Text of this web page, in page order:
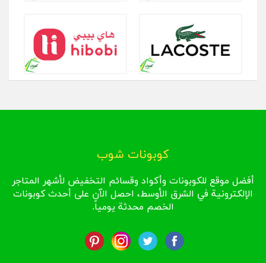
كوبونات شوب
أفضل موقع للكوبونات وأكواد وقسائم التخفيض لأشهر المتاجر
الإلكترونية في الشرق الأوسط، احصل الآن على أحدث كوبونات
الخصم محدثة يومياً.